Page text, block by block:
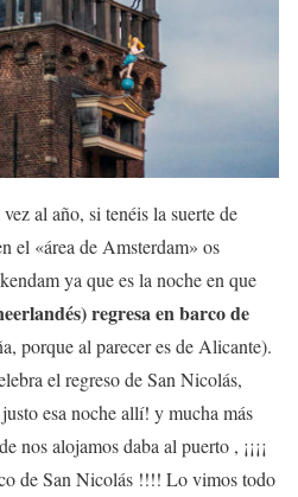
al año, si tenéis la suerte de
el «área de Amsterdam» os
ya que es la noche en que
regresa en barco de
porque al parecer es de Alicante).
el regreso de San Nicolás,
esa noche allí! y mucha más
nos alojamos daba al puerto , ¡¡¡¡
de San Nicolás !!!! Lo vimos todo